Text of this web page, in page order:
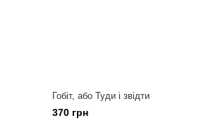
Гобіт, або Туди і звідти
370 грн